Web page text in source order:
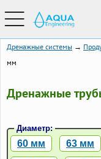
Дренажные системы →
мм
Дренажные
Диаметр:
60 мм 63 мм